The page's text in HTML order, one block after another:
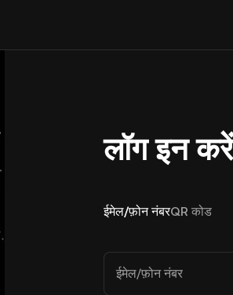
लॉग इन करें
ईमेल/फ़ोन नंबरQR कोड
ईमेल/फ़ोन नंबर